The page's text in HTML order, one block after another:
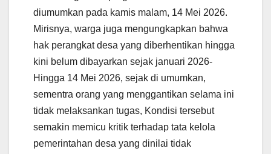
diumumkan pada kamis malam, 14 Mei 2026.
Mirisnya, warga juga mengungkapkan bahwa
hak perangkat desa yang diberhentikan hingga
kini belum dibayarkan sejak januari 2026-
Hingga 14 Mei 2026, sejak di umumkan,
sementra orang yang menggantikan selama ini
tidak melaksankan tugas, Kondisi tersebut
semakin memicu kritik terhadap tata kelola
pemerintahan desa yang dinilai tidak